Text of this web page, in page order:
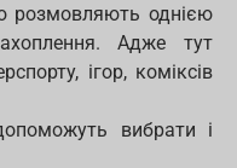
розмовляють однією
Адже тут
ігор, коміксів
вибрати і